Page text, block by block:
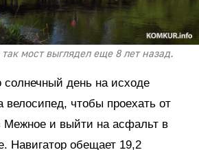
мост выглядел еще 8 лет назад.
день на исходе
велосипед, чтобы проехать от
Межное и выйти на асфальт в
Навигатор обещает 19,2